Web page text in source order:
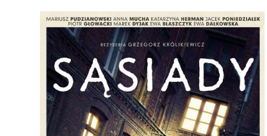
Odtwarzacz
plików
dźwiękowych